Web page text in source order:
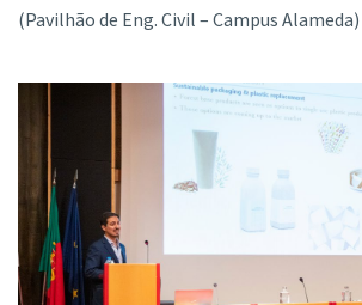
(Pavilhão de Eng. Civil – Campus Alameda)